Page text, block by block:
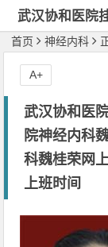
武汉协和医院
网-新一代网2
首页 神经内科
武汉协和医
院神经内科
科魏桂荣网
上班时间
A+